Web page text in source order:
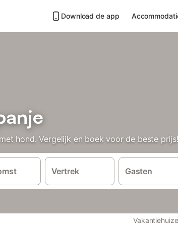
Download de app
hond. Vergelijk en boek voor de beste prijs!
Vertrek Gasten